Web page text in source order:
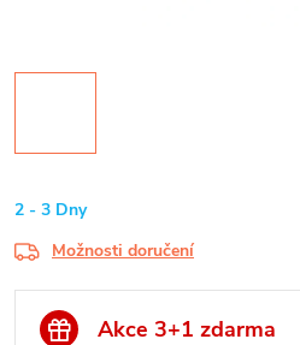
2 - 3 Dny
Možnosti doručení
Akce 3+1 zdarma